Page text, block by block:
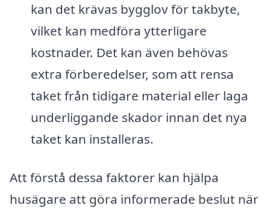
kan det krävas bygglov för takbyte,
vilket kan medföra ytterligare
kostnader. Det kan även behövas
extra förberedelser, som att rensa
taket från tidigare material eller laga
underliggande skador innan det nya
taket kan installeras.
Att förstå dessa faktorer kan hjälpa
husägare att göra informerade beslut när